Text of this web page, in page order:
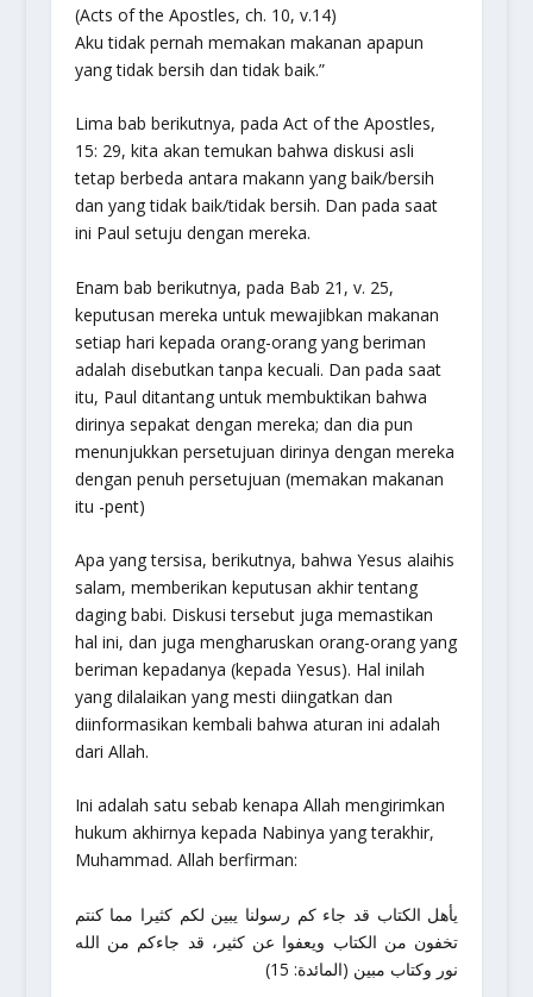
(Acts of the Apostles, ch. 10, v.14)
Aku tidak pernah memakan makanan apapun
yang tidak bersih dan tidak baik.”
Lima bab berikutnya, pada Act of the Apostles,
15: 29, kita akan temukan bahwa diskusi asli
tetap berbeda antara makann yang baik/bersih
dan yang tidak baik/tidak bersih. Dan pada saat
ini Paul setuju dengan mereka.
Enam bab berikutnya, pada Bab 21, v. 25,
keputusan mereka untuk mewajibkan makanan
setiap hari kepada orang-orang yang beriman
adalah disebutkan tanpa kecuali. Dan pada saat
itu, Paul ditantang untuk membuktikan bahwa
dirinya sepakat dengan mereka; dan dia pun
menunjukkan persetujuan dirinya dengan mereka
dengan penuh persetujuan (memakan makanan
itu -pent)
Apa yang tersisa, berikutnya, bahwa Yesus alaihis
salam, memberikan keputusan akhir tentang
daging babi. Diskusi tersebut juga memastikan
hal ini, dan juga mengharuskan orang-orang yang
beriman kepadanya (kepada Yesus). Hal inilah
yang dilalaikan yang mesti diingatkan dan
diinformasikan kembali bahwa aturan ini adalah
dari Allah.
Ini adalah satu sebab kenapa Allah mengirimkan
hukum akhirnya kepada Nabinya yang terakhir,
Muhammad. Allah berfirman:
يأهل الكتاب قد جاء كم رسولنا يبين لكم كثيرا مما كنتم
تخفون من الكتاب ويعفوا عن كثير، قد جاءكم من الله
نور وكتاب مبين (المائدة: 15)